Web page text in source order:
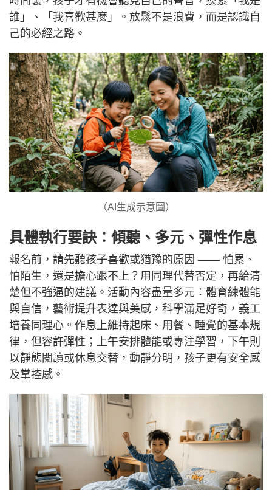
誰」、「我喜歡甚麼」。放鬆不是浪費，而是認識自
己的必經之路。
（AI生成示意圖）
具體執行要訣：傾聽、多元、彈性作息
報名前，請先聽孩子喜歡或猶豫的原因 —— 怕累、
怕陌生，還是擔心跟不上？用同理代替否定，再給清
楚但不強逼的建議。活動內容盡量多元：體育練體能
與自信，藝術提升表達與美感，科學滿足好奇，義工
培養同理心。作息上維持起床、用餐、睡覺的基本規
律，但容許彈性；上午安排體能或專注學習，下午則
以靜態閱讀或休息交替，動靜分明，孩子更有安全感
及掌控感。